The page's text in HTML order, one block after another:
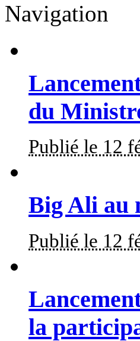
Navigation
du
Publié le 12
Big Ali au
Publié le 12
la